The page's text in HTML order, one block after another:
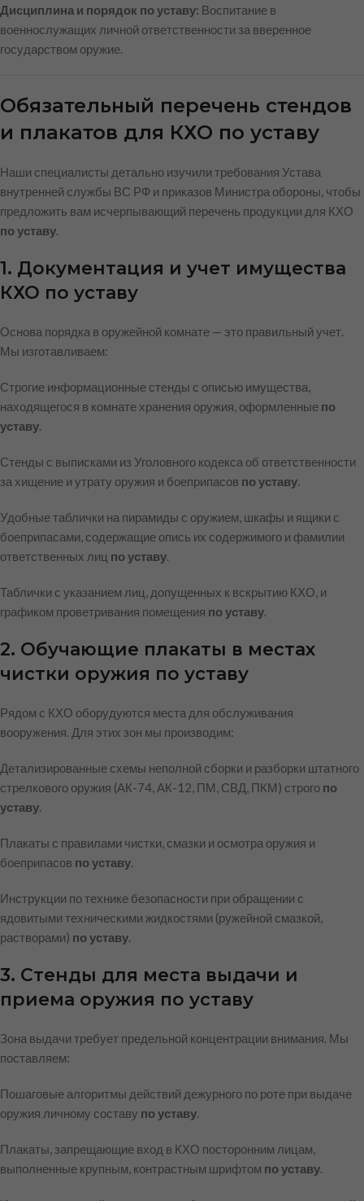
Дисциплина и порядок по уставу: Воспитание в
военнослужащих личной ответственности за вверенное
государством оружие.
Обязательный перечень стендов
и плакатов для КХО по уставу
Наши специалисты детально изучили требования Устава
внутренней службы ВС РФ и приказов Министра обороны, чтобы
предложить вам исчерпывающий перечень продукции для КХО
по уставу.
1. Документация и учет имущества
КХО по уставу
Основа порядка в оружейной комнате — это правильный учет.
Мы изготавливаем:
Строгие информационные стенды с описью имущества,
находящегося в комнате хранения оружия, оформленные по
уставу.
Стенды с выписками из Уголовного кодекса об ответственности
за хищение и утрату оружия и боеприпасов по уставу.
Удобные таблички на пирамиды с оружием, шкафы и ящики с
боеприпасами, содержащие опись их содержимого и фамилии
ответственных лиц по уставу.
Таблички с указанием лиц, допущенных к вскрытию КХО, и
графиком проветривания помещения по уставу.
2. Обучающие плакаты в местах
чистки оружия по уставу
Рядом с КХО оборудуются места для обслуживания
вооружения. Для этих зон мы производим:
Детализированные схемы неполной сборки и разборки штатного
стрелкового оружия (АК-74, АК-12, ПМ, СВД, ПКМ) строго по
уставу.
Плакаты с правилами чистки, смазки и осмотра оружия и
боеприпасов по уставу.
Инструкции по технике безопасности при обращении с
ядовитыми техническими жидкостями (ружейной смазкой,
растворами) по уставу.
3. Стенды для места выдачи и
приема оружия по уставу
Зона выдачи требует предельной концентрации внимания. Мы
поставляем:
Пошаговые алгоритмы действий дежурного по роте при выдаче
оружия личному составу по уставу.
Плакаты, запрещающие вход в КХО посторонним лицам,
выполненные крупным, контрастным шрифтом по уставу.